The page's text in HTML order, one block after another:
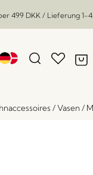
499 DKK / Lieferung 1-
/Vasen/